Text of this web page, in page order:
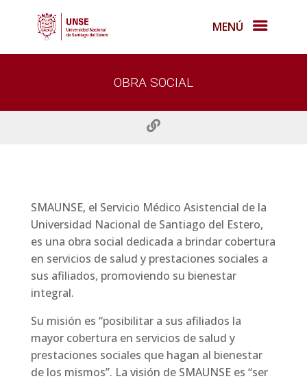
MENÚ
OBRA SOCIAL

SMAUNSE, el Servicio Médico Asistencial de la
Universidad Nacional de Santiago del Estero,
es una obra social dedicada a brindar cobertura
en servicios de salud y prestaciones sociales a
sus afiliados, promoviendo su bienestar
integral.
Su misión es “posibilitar a sus afiliados la
mayor cobertura en servicios de salud y
prestaciones sociales que hagan al bienestar
de los mismos”. La visión de SMAUNSE es “ser